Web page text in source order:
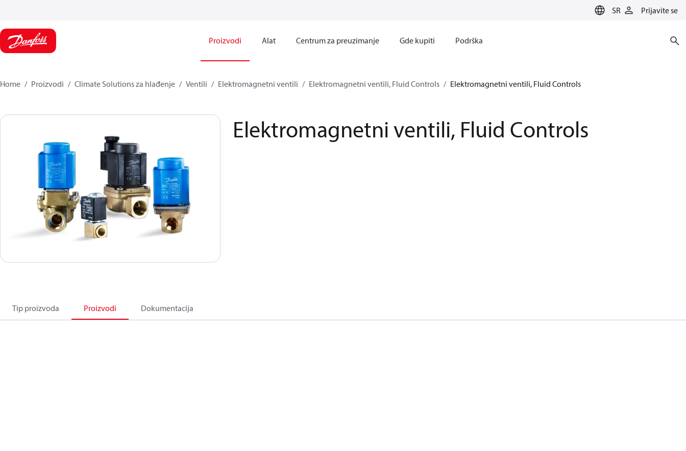
SR Prijavite se
Proizvodi Alat Centrum za preuzimanje Gde kupiti Podrška
Home Proizvodi Climate Solutions za hlađenje Ventili Elektromagnetni ventili Elektromagnetni ventili, Fluid Controls Elektromagnetni ventili, Fluid Controls
Elektromagnetni ventili, Fluid Controls
Tip proizvoda Proizvodi Dokumentacija